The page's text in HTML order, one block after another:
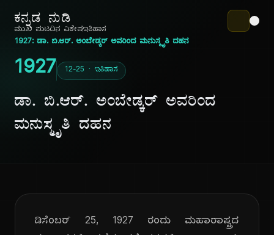
ಕನ್ನಡ ನುಡಿ
ಮುಖ ಪುಟದಿನ ವಿಶೇಷಇತಿಹಾಸ
1927: ಡಾ. ಬಿ.ಆರ್. ಅಂಬೇಡ್ಕರ್ ಅವರಿಂದ ಮನುಸ್ಮೃತಿ ದಹನ
1927 12-25 · ಇತಿಹಾಸ
ಡಾ. ಬಿ.ಆರ್. ಅಂಬೇಡ್ಕರ್ ಅವರಿಂದ
ಮನುಸ್ಮೃತಿ ದಹನ
ಡಿಸೆಂಬರ್ 25, 1927 ರಂದು ಮಹಾರಾಷ್ಟ್ರದ